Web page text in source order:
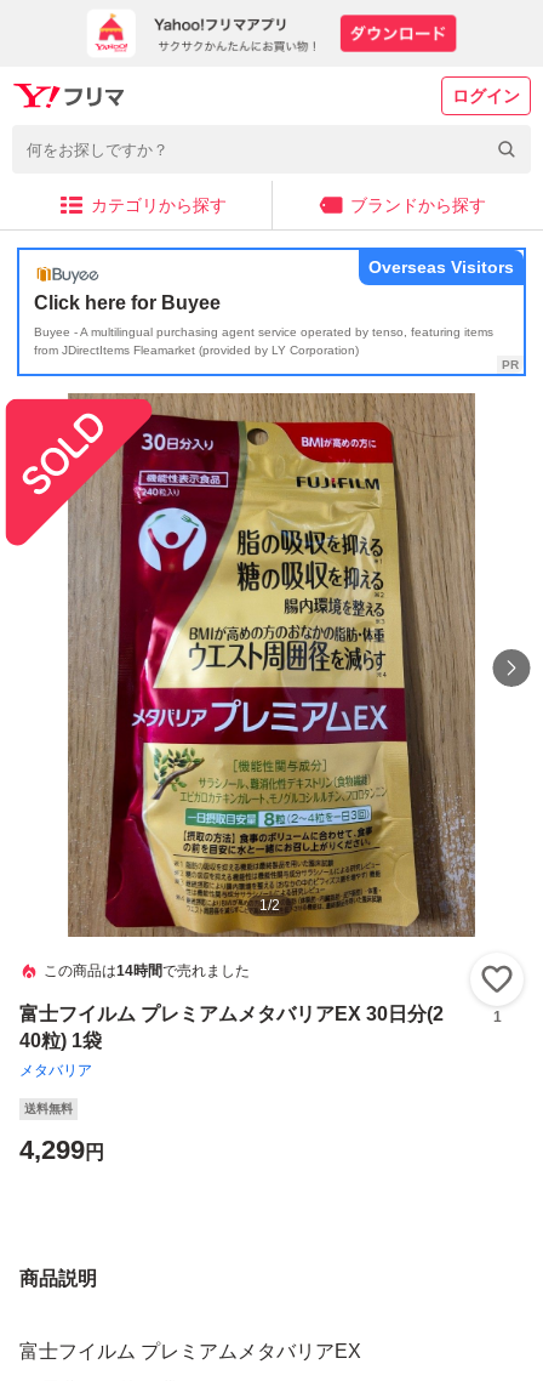
ログイン
カテゴリから探す ブランドから探す
Click here for Buyee
Buyee - A multilingual purchasing agent service operated by tenso, featuring items
from JDirectItems Fleamarket (provided by LY Corporation)
Overseas Visitors
1/2
この商品は14時間で売れました
富士フイルム プレミアムメタバリアEX 30日分(2
40粒) 1袋
メタバリア
1
送料無料
4,299円
商品説明
富士フイルム プレミアムメタバリアEX